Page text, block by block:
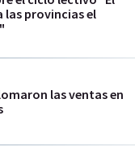
las provincias el
las ventas en